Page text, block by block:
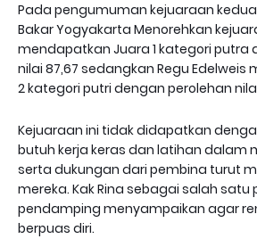
Pada pengumuman kejuaraan kedua
Bakar Yogyakarta Menorehkan
mendapatkan Juara 1 kategori putra
nilai 87,67 sedangkan Regu
2 kategori putri dengan perolehan
Kejuaraan ini tidak didapatkan
butuh kerja keras dan latihan dalam
serta dukungan dari pembina turut
mereka. Kak Rina sebagai salah satu
pendamping menyampaikan agar
berpuas diri.